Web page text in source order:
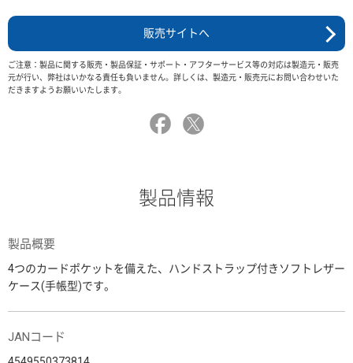
販売サイトへ
ご注意：製品に関する販売・製品保証・サポート・アフターサービス等の対応は製造元・販売
元が行い、弊社はいかなる責任も負いません。詳しくは、製造元・販売元にお問い合わせいた
だきますようお願いいたします。
製品情報
製品概要
4つのカードポケットを備えた、ハンドストラップ付きソフトレザー
ケース(手帳型)です。
JANコード